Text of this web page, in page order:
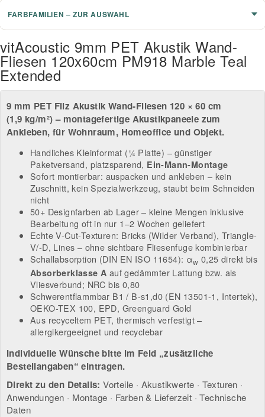
FARBFAMILIEN – ZUR AUSWAHL
vitAcoustic 9mm PET Akustik Wand-
Fliesen 120x60cm PM918 Marble Teal
Extended
9 mm PET Filz Akustik Wand-Fliesen 120 × 60 cm
(1,9 kg/m²) – montagefertige Akustikpaneele zum
Ankleben, für Wohnraum, Homeoffice und Objekt.
Handliches Kleinformat (¼ Platte) – günstiger
Paketversand, platzsparend, Ein-Mann-Montage
Sofort montierbar: auspacken und ankleben – kein
Zuschnitt, kein Spezialwerkzeug, staubt beim Schneiden
nicht
50+ Designfarben ab Lager – kleine Mengen inklusive
Bearbeitung oft in nur 1–2 Wochen geliefert
Echte V-Cut-Texturen: Bricks (Wilder Verband), Triangle-
V/-D, Lines – ohne sichtbare Fliesenfuge kombinierbar
Schallabsorption (DIN EN ISO 11654): αw 0,25 direkt bis
Absorberklasse A auf gedämmter Lattung bzw. als
Vliesverbund; NRC bis 0,80
Schwerentflammbar B1 / B-s1,d0 (EN 13501-1, Intertek),
OEKO-TEX 100, EPD, Greenguard Gold
Aus recyceltem PET, thermisch verfestigt –
allergikergeeignet und recyclebar
Individuelle Wünsche bitte im Feld „zusätzliche
Bestellangaben“ eintragen.
Direkt zu den Details: Vorteile · Akustikwerte · Texturen ·
Anwendungen · Montage · Farben & Lieferzeit ·Technische
Daten